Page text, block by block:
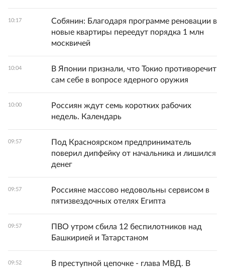
10:17
Собянин: Благодаря программе реновации в
новые квартиры переедут порядка 1 млн
москвичей
10:04
В Японии признали, что Токио противоречит
сам себе в вопросе ядерного оружия
10:00
Россиян ждут семь коротких рабочих
недель. Календарь
09:57
Под Красноярском предприниматель
поверил дипфейку от начальника и лишился
денег
09:57
Россияне массово недовольны сервисом в
пятизвездочных отелях Египта
09:57
ПВО утром сбила 12 беспилотников над
Башкирией и Татарстаном
09:52
В преступной цепочке - глава МВД. В